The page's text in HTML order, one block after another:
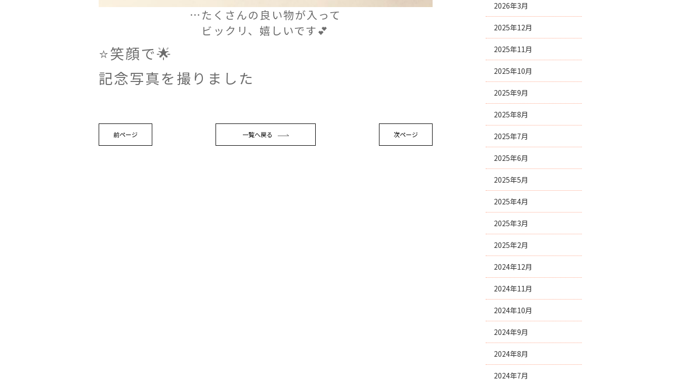
…たくさんの良い物が入って
ビックリ、嬉しいです💕
⭐️笑顔で🌟
記念写真を撮りました
前ページ 一覧へ戻る 次ページ
2026年3月
2025年12月
2025年11月
2025年10月
2025年9月
2025年8月
2025年7月
2025年6月
2025年5月
2025年4月
2025年3月
2025年2月
2024年12月
2024年11月
2024年10月
2024年9月
2024年8月
2024年7月